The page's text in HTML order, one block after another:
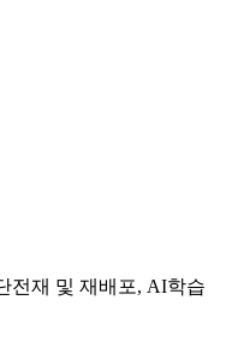
전재 및 재배포, AI학습